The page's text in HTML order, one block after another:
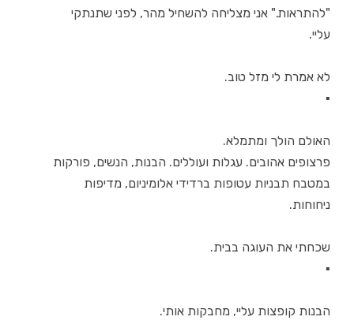
"להתראות." אני מצליחה להשחיל מהר, לפני שתנתקי
עליי.
לא אמרת לי מזל טוב.
▪
האולם הולך ומתמלא.
פרצופים אהובים. עגלות ועוללים. הבנות, הנשים, פורקות
במטבח תבניות עטופות ברדידי אלומיניום, מדיפות
ניחוחות.
שכחתי את העוגה בבית.
▪
הבנות קופצות עליי, מחבקות אותי.